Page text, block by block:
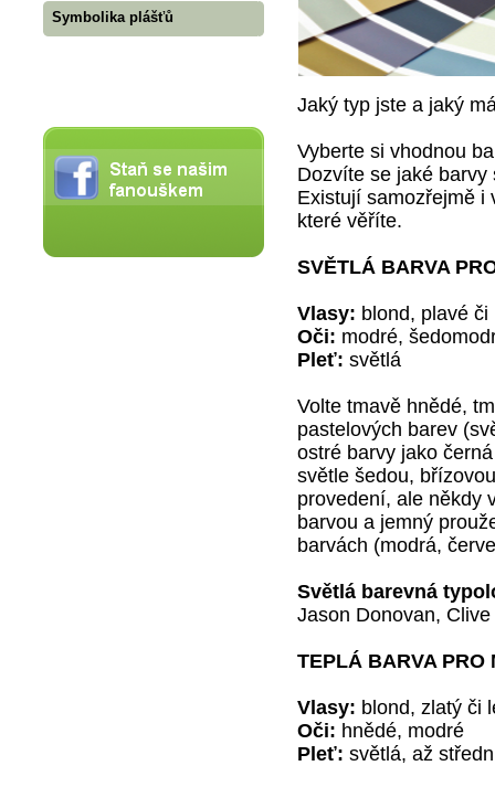
Symbolika plášťů
Jaký typ jste a jaký
Vyberte si vhodnou
Dozvíte se jaké
Existují samozřejmě i
které věříte.
SVĚTLÁ BARVA
Vlasy: blond, plavé či
Oči: modré,
Pleť: světlá
Volte tmavě hnědé,
pastelových barev
ostré barvy jako
světle šedou,
provedení, ale někdy
barvou a jemný
barvách (modrá,
Světlá barevná
Jason Donovan,
TEPLÁ BARVA PRO
Vlasy: blond, zlatý či
Oči: hnědé, modré
Pleť: světlá, až